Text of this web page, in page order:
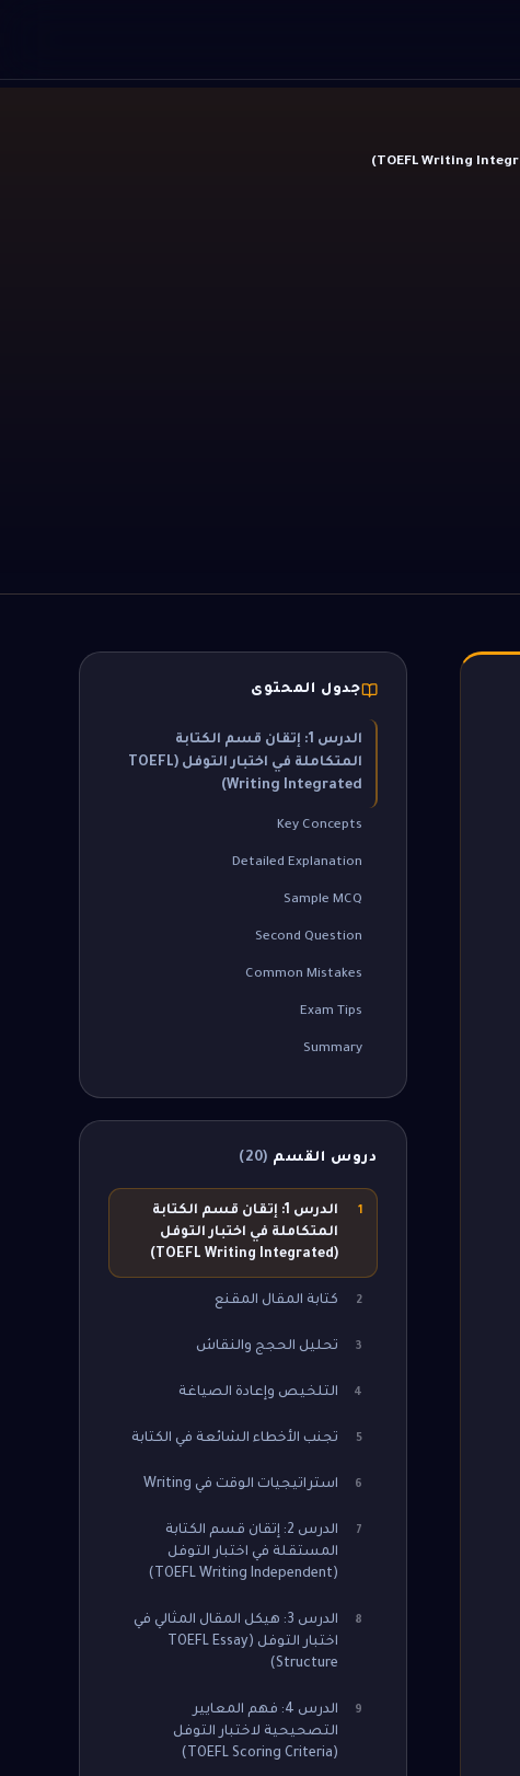
جدول المحتوى
الدرس 1: إتقان قسم الكتابة
المتكاملة في اختبار التوفل (TOEFL
Writing Integrated)
Key Concepts
Detailed Explanation
Sample MCQ
Second Question
Common Mistakes
Exam Tips
Summary
دروس القسم (
20
)
1
الدرس 1: إتقان قسم الكتابة
المتكاملة في اختبار التوفل
(TOEFL Writing Integrated)
2 كتابة المقال المقنع
3 تحليل الحجج والنقاش
4 التلخيص وإعادة الصياغة
5 تجنب الأخطاء الشائعة في الكتابة
6 استراتيجيات الوقت في Writing
7
الدرس 2: إتقان قسم الكتابة
المستقلة في اختبار التوفل
(TOEFL Writing Independent)
8
الدرس 3: هيكل المقال المثالي في
اختبار التوفل (TOEFL Essay
Structure)
9
الدرس 4: فهم المعايير
التصحيحية لاختبار التوفل
(TOEFL Scoring Criteria)